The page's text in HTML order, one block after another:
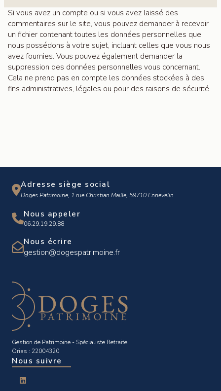
Si vous avez un compte ou si vous avez laissé des
commentaires sur le site, vous pouvez demander à recevoir
un fichier contenant toutes les données personnelles que
nous possédons à votre sujet, incluant celles que vous nous
avez fournies. Vous pouvez également demander la
suppression des données personnelles vous concernant.
Cela ne prend pas en compte les données stockées à des
fins administratives, légales ou pour des raisons de sécurité.
Adresse siège social
Doges Patrimoine, 1 rue Christian Maille, 59710 Ennevelin
Nous appeler
06.29.19.29.88
Nous écrire
gestion@dogespatrimoine.fr
Gestion de Patrimoine - Spécialiste Retraite
Orias : 22004320
Nous suivre